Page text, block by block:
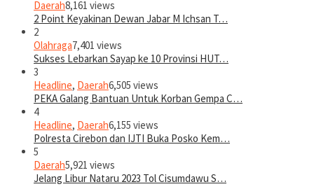
Daerah8,161 views
2 Point Keyakinan Dewan Jabar M Ichsan T…
2
Olahraga7,401 views
Sukses Lebarkan Sayap ke 10 Provinsi HUT…
3
Headline, Daerah6,505 views
PEKA Galang Bantuan Untuk Korban Gempa C…
4
Headline, Daerah6,155 views
Polresta Cirebon dan IJTI Buka Posko Kem…
5
Daerah5,921 views
Jelang Libur Nataru 2023 Tol Cisumdawu S…